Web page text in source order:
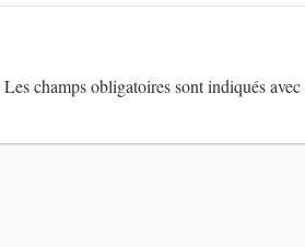
Les champs obligatoires sont indiqués avec